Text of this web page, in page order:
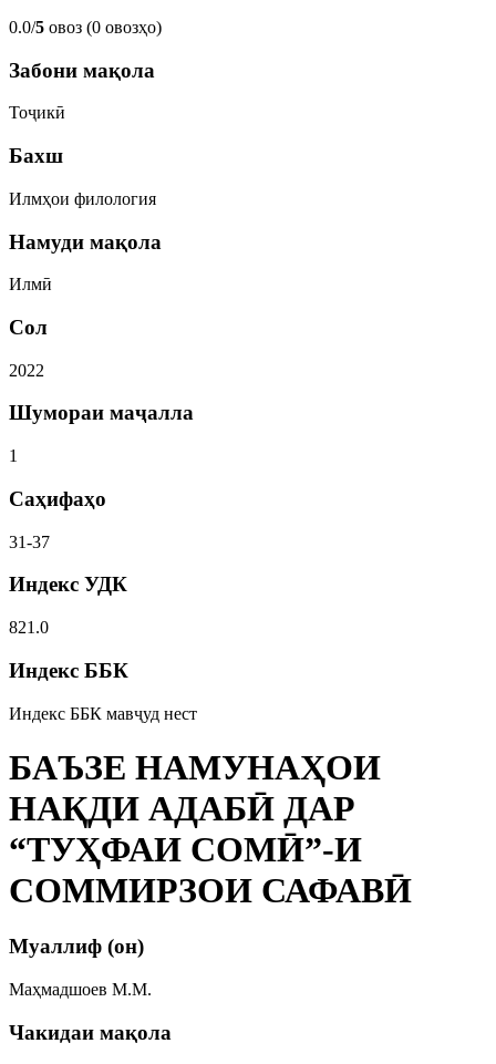
0.0/5 овоз (0 овозҳо)
Забони мақола
Тоҷикӣ
Бахш
Илмҳои филология
Намуди мақола
Илмӣ
Сол
2022
Шумораи маҷалла
1
Саҳифаҳо
31-37
Индекс УДК
821.0
Индекс ББК
Индекс ББК мавҷуд нест
БАЪЗЕ НАМУНАҲОИ
НАҚДИ АДАБӢ ДАР
“ТУҲФАИ СОМӢ”-И
СОММИРЗОИ САФАВӢ
Муаллиф (он)
Маҳмадшоев М.М.
Чакидаи мақола